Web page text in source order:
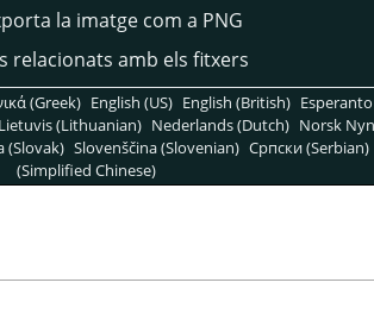
la imatge com a PNG
relacionats amb els fitxers
(Greek) English (US) English (British) Esperanto
Lietuvis (Lithuanian) Nederlands (Dutch) Norsk
(Slovak) Slovenščina (Slovenian) Српски (Serbian)
(Simplified Chinese)